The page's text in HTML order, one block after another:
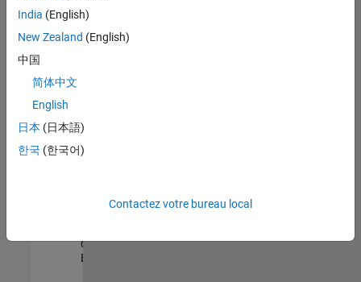
l’ensemble
des
opportunités
votre
région.
Senior Software Quality Engineer
Senior
Engineer
qualité |
Expérimenté(e)
India (English)
New Zealand (English)
中国
简体中文
English
日本 (日本語)
한국 (한국어)
Contactez votre bureau local